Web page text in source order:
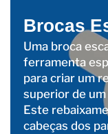
Brocas
Uma broca
ferramenta
para criar um
superior de
Este
cabeças dos